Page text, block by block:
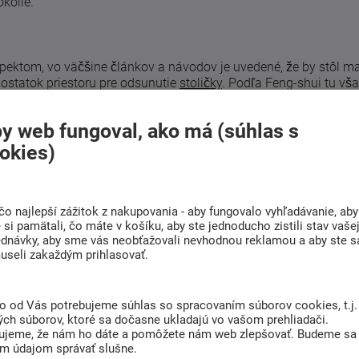
vo väčšine článkov a návodov je uvedené, že by stôl
priestoru pre odsunutie stoličky . Podľa Feng-shui tu
potrebovali vidieť na vchod, keby sa blížilo nebezpečenstvo.
pocitu bezpečnosti, alebo privítania prípadnej návštevy.
sedenia chrbtom k oknu, nielenže by ste si tienili, ale podľa
z Vás energiu vysáva. Najoptimálnejšie je mať okno po
ľavej strane zrkadlo.
sa neumiestňovať stôl tak, aby z neho bol výhľad do chodby
výhľadom od pracovného stola by malo byť okno.
Podľa tejto filozofie je vhodné ho umiestniť do
ešte umiestnite vedľa monitora kvetinu, zmiernite tak
je bambus alebo kaktus, ktoré rastú v ťažkých
web fungoval, ako má (súhlas s
najlepší zážitok z nakupovania - aby fungovalo vyhľadávanie, aby
si pamätali, čo máte v košíku, aby ste jednoducho zistili stav vašej
aby sme vás neobťažovali nevhodnou reklamou a aby ste
zakaždým prihlasovať.
od Vás potrebujeme súhlas so spracovaním súborov cookies, t.j.
súborov, ktoré sa dočasne ukladajú vo vašom prehliadači.
že nám ho dáte a pomôžete nám web zlepšovať. Budeme
údajom správať slušne.